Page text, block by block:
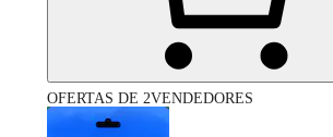
OFERTAS DE 2VENDEDORES